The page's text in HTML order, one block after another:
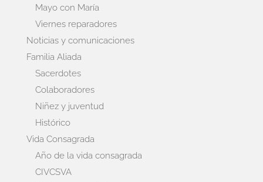
Mayo con María
Viernes reparadores
Noticias y comunicaciones
Familia Aliada
Sacerdotes
Colaboradores
Niñez y juventud
Histórico
Vida Consagrada
Año de la vida consagrada
CIVCSVA